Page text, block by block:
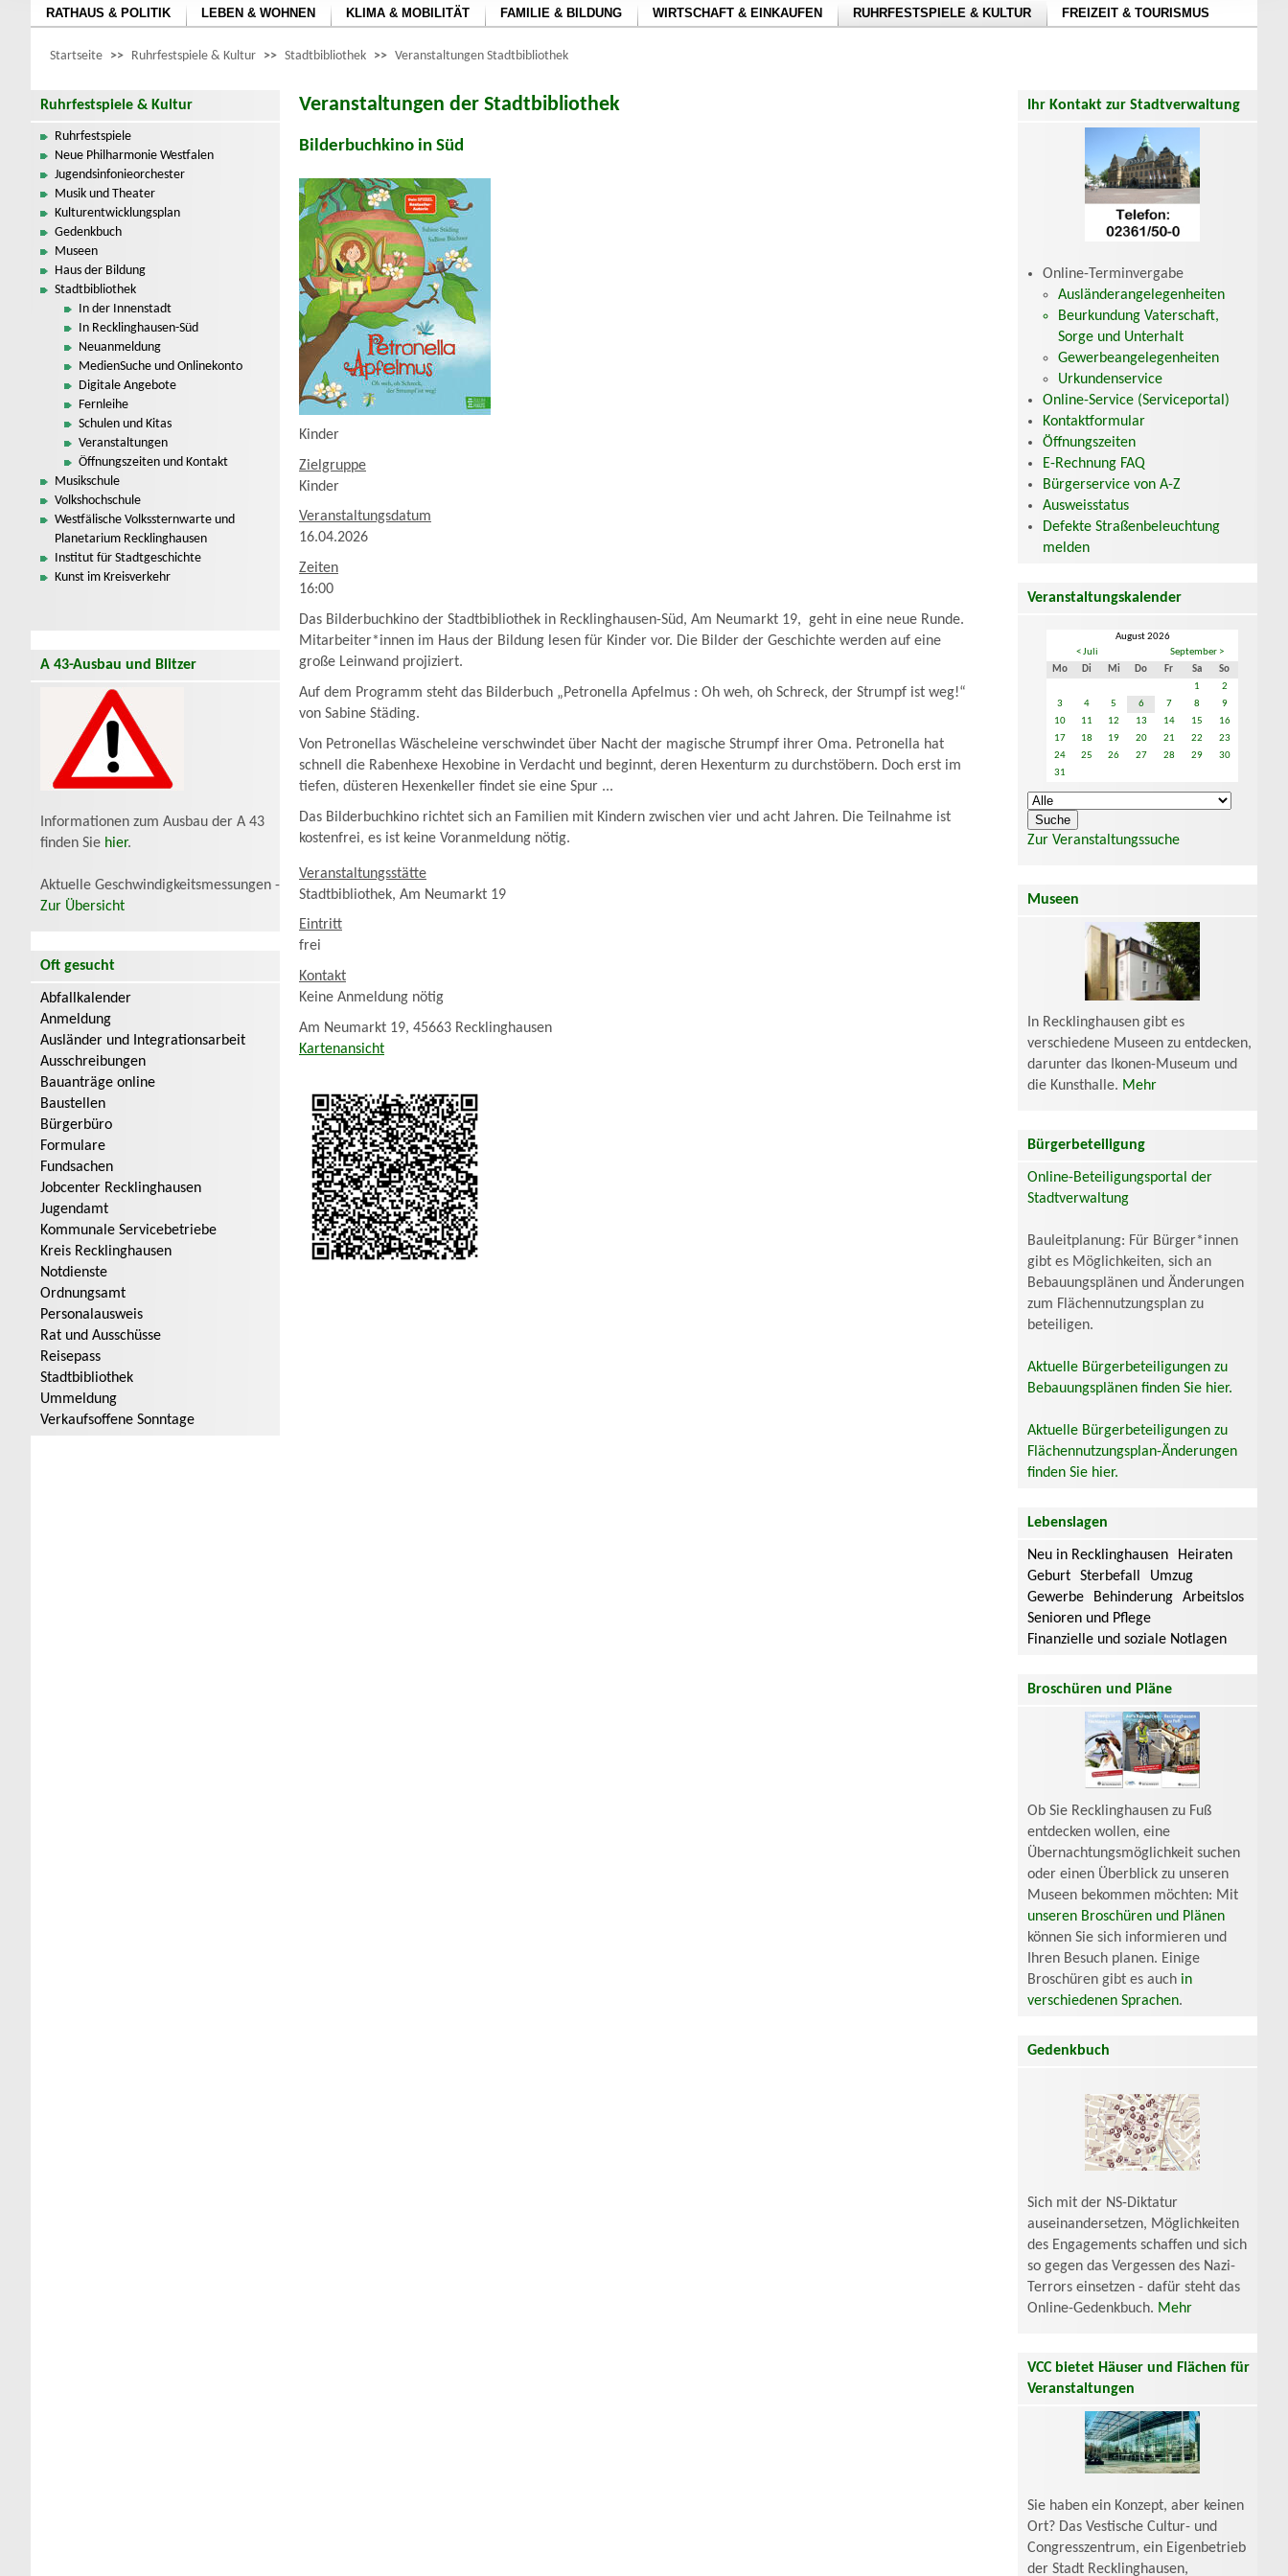
RATHAUS & POLITIK LEBEN & WOHNEN KLIMA & MOBILITÄT FAMILIE & BILDUNG WIRTSCHAFT & EINKAUFEN RUHRFESTSPIELE & KULTUR FREIZEIT & TOURISMUS
Startseite >> Ruhrfestspiele & Kultur >> Stadtbibliothek >> Veranstaltungen Stadtbibliothek
Ruhrfestspiele & Kultur
Ruhrfestspiele
Neue Philharmonie Westfalen
Jugendsinfonieorchester
Musik und Theater
Kulturentwicklungsplan
Gedenkbuch
Museen
Haus der Bildung
Stadtbibliothek
In der Innenstadt
In Recklinghausen-Süd
Neuanmeldung
MedienSuche und Onlinekonto
Digitale Angebote
Fernleihe
Schulen und Kitas
Veranstaltungen
Öffnungszeiten und Kontakt
Musikschule
Volkshochschule
Westfälische Volkssternwarte und
Planetarium Recklinghausen
Institut für Stadtgeschichte
Kunst im Kreisverkehr
A 43-Ausbau und Blitzer
Informationen zum Ausbau der A 43
finden Sie hier.
Aktuelle Geschwindigkeitsmessungen -
Zur Übersicht
Oft gesucht
Abfallkalender
Anmeldung
Ausländer und Integrationsarbeit
Ausschreibungen
Bauanträge online
Baustellen
Bürgerbüro
Formulare
Fundsachen
Jobcenter Recklinghausen
Jugendamt
Kommunale Servicebetriebe
Kreis Recklinghausen
Notdienste
Ordnungsamt
Personalausweis
Rat und Ausschüsse
Reisepass
Stadtbibliothek
Ummeldung
Verkaufsoffene Sonntage
Veranstaltungen der Stadtbibliothek
Bilderbuchkino in Süd
Kinder
Zielgruppe
Kinder
Veranstaltungsdatum
16.04.2026
Zeiten
16:00
Das Bilderbuchkino der Stadtbibliothek in Recklinghausen-Süd, Am Neumarkt 19, geht in eine neue Runde.
Mitarbeiter*innen im Haus der Bildung lesen für Kinder vor. Die Bilder der Geschichte werden auf eine
große Leinwand projiziert.
Auf dem Programm steht das Bilderbuch „Petronella Apfelmus : Oh weh, oh Schreck, der Strumpf ist weg!“
von Sabine Städing.
Von Petronellas Wäscheleine verschwindet über Nacht der magische Strumpf ihrer Oma. Petronella hat
schnell die Rabenhexe Hexobine in Verdacht und beginnt, deren Hexenturm zu durchstöbern. Doch erst im
tiefen, düsteren Hexenkeller findet sie eine Spur ...
Das Bilderbuchkino richtet sich an Familien mit Kindern zwischen vier und acht Jahren. Die Teilnahme ist
kostenfrei, es ist keine Voranmeldung nötig.
Veranstaltungsstätte
Stadtbibliothek, Am Neumarkt 19
Eintritt
frei
Kontakt
Keine Anmeldung nötig
Am Neumarkt 19, 45663 Recklinghausen
Kartenansicht
Ihr Kontakt zur Stadtverwaltung
Online-Terminvergabe
Ausländerangelegenheiten
Beurkundung Vaterschaft,
Sorge und Unterhalt
Gewerbeangelegenheiten
Urkundenservice
Online-Service (Serviceportal)
Kontaktformular
Öffnungszeiten
E-Rechnung FAQ
Bürgerservice von A-Z
Ausweisstatus
Defekte Straßenbeleuchtung
melden
Veranstaltungskalender
August 2026
< Juli
September >
Mo
Di Mi Do Fr Sa
So
1
2
3
4 5 6 7 8
9
10
11 12 13 14 15
16
17
18 19 20 21 22
23
24
25 26 27 28 29
30
31
Zur Veranstaltungssuche
Museen
In Recklinghausen gibt es
verschiedene Museen zu entdecken,
darunter das Ikonen-Museum und
die Kunsthalle. Mehr
Bürgerbeteiligung
Online-Beteiligungsportal der
Stadtverwaltung
Bauleitplanung: Für Bürger*innen
gibt es Möglichkeiten, sich an
Bebauungsplänen und Änderungen
zum Flächennutzungsplan zu
beteiligen.
Aktuelle Bürgerbeteiligungen zu
Bebauungsplänen finden Sie hier.
Aktuelle Bürgerbeteiligungen zu
Flächennutzungsplan-Änderungen
finden Sie hier.
Lebenslagen
Neu in Recklinghausen
Heiraten
Geburt
Sterbefall
Umzug
Gewerbe
Behinderung
Arbeitslos
Senioren und Pflege
Finanzielle und soziale Notlagen
Broschüren und Pläne
Ob Sie Recklinghausen zu Fuß
entdecken wollen, eine
Übernachtungsmöglichkeit suchen
oder einen Überblick zu unseren
Museen bekommen möchten: Mit
unseren Broschüren und Plänen
können Sie sich informieren und
Ihren Besuch planen. Einige
Broschüren gibt es auch in
verschiedenen Sprachen.
Gedenkbuch
Sich mit der NS-Diktatur
auseinandersetzen, Möglichkeiten
des Engagements schaffen und sich
so gegen das Vergessen des Nazi-
Terrors einsetzen - dafür steht das
Online-Gedenkbuch. Mehr
VCC bietet Häuser und Flächen für
Veranstaltungen
Sie haben ein Konzept, aber keinen
Ort? Das Vestische Cultur- und
Congresszentrum, ein Eigenbetrieb
der Stadt Recklinghausen,